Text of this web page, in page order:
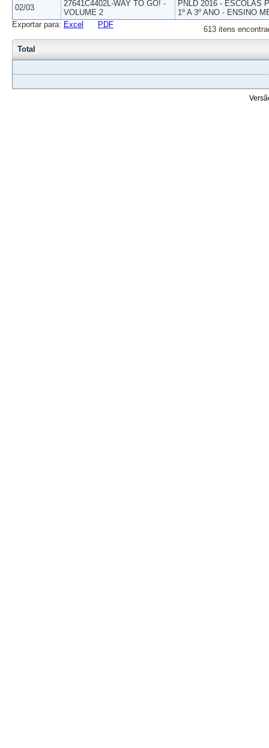
02/03
27641C4402L-WAY TO GO! -
VOLUME 2
PNLD 2016 - ESCOLAS
1º A 3º ANO - ENSINO
613 itens
Exportar para: Excel PDF
Total